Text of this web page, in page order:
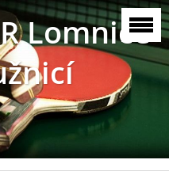
Lomnice